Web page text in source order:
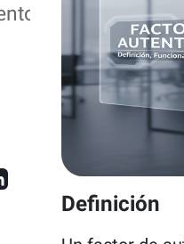
Definición